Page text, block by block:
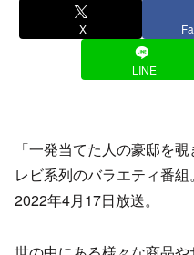
X
LINE
「一発当てた人の豪邸を
レビ系列のバラエティ番組。
2022年4月17日放送。